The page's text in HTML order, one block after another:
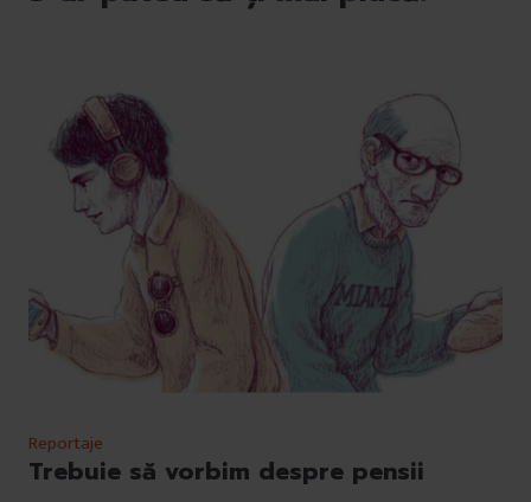
Reportaje
Trebuie să vorbim despre pensii